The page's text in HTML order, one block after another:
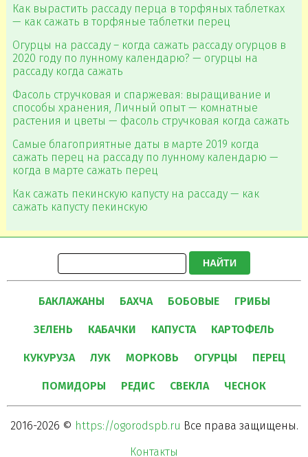
Как вырастить рассаду перца в торфяных таблетках
— как сажать в торфяные таблетки перец
Огурцы на рассаду – когда сажать рассаду огурцов в
2020 году по лунному календарю? — огурцы на
рассаду когда сажать
Фасоль стручковая и спаржевая: выращивание и
способы хранения, Личный опыт — комнатные
растения и цветы — фасоль стручковая когда сажать
Самые благоприятные даты в марте 2019 когда
сажать перец на рассаду по лунному календарю —
когда в марте сажать перец
Как сажать пекинскую капусту на рассаду — как
сажать капусту пекинскую
НАЙТИ
БАКЛАЖАНЫ БАХЧА БОБОВЫЕ ГРИБЫ
ЗЕЛЕНЬ КАБАЧКИ КАПУСТА КАРТОФЕЛЬ
КУКУРУЗА ЛУК МОРКОВЬ ОГУРЦЫ ПЕРЕЦ
ПОМИДОРЫ РЕДИС СВЕКЛА ЧЕСНОК
2016-2026 © https://ogorodspb.ru Все права защищены.
Контакты